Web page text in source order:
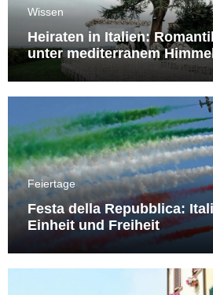
Wissen
Heiraten in Italien:
unter mediterranem
Feiertage
Festa della Repubblica:
Einheit und Freiheit